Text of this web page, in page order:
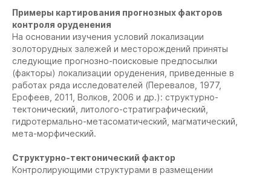
Примеры картирования прогнозных факторов
контроля оруденения
На основании изучения условий локализации
золоторудных залежей и месторождений приняты
следующие прогнозно-поисковые предпосылки
(факторы) локализации оруденения, приведенные в
работах ряда исследователей (Перевалов, 1977,
Ерофеев, 2011, Волков, 2006 и др.): структурно-
тектонический, литолого-стратиграфический,
гидротермально-метасоматический, магматический,
мета-морфический.
Структурно-тектонический фактор
Контролирующими структурами в размещении